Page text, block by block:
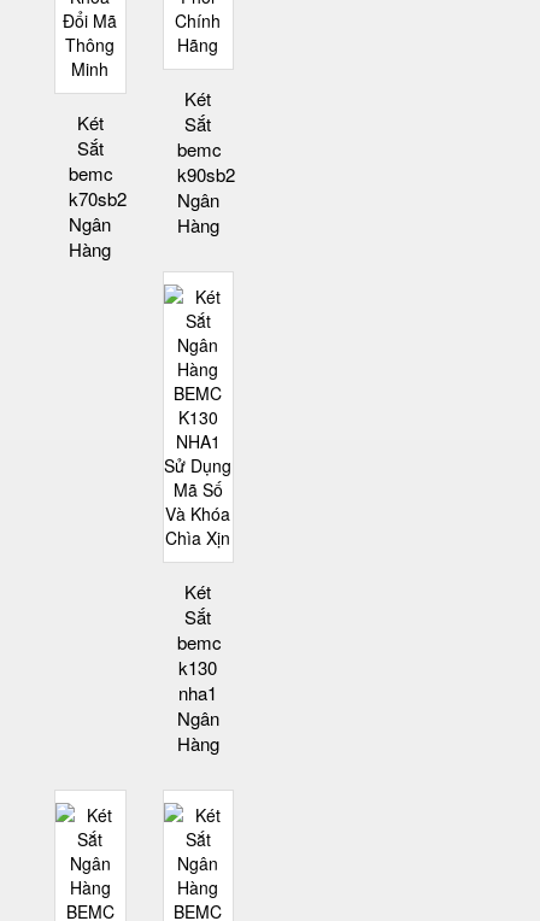
Két
Sắt
bemc
k70sb2
Ngân
Hàng
Két
Sắt
bemc
k90sb2
Ngân
Hàng
Két
Sắt
bemc
k130
nha1
Ngân
Hàng